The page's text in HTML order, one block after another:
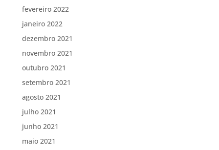
fevereiro 2022
janeiro 2022
dezembro 2021
novembro 2021
outubro 2021
setembro 2021
agosto 2021
julho 2021
junho 2021
maio 2021